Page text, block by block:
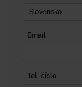
Slovensko
Email
Tel. číslo